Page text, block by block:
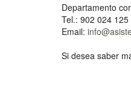
Departamento
Tel.: 902 024
Email:
Si desea saber